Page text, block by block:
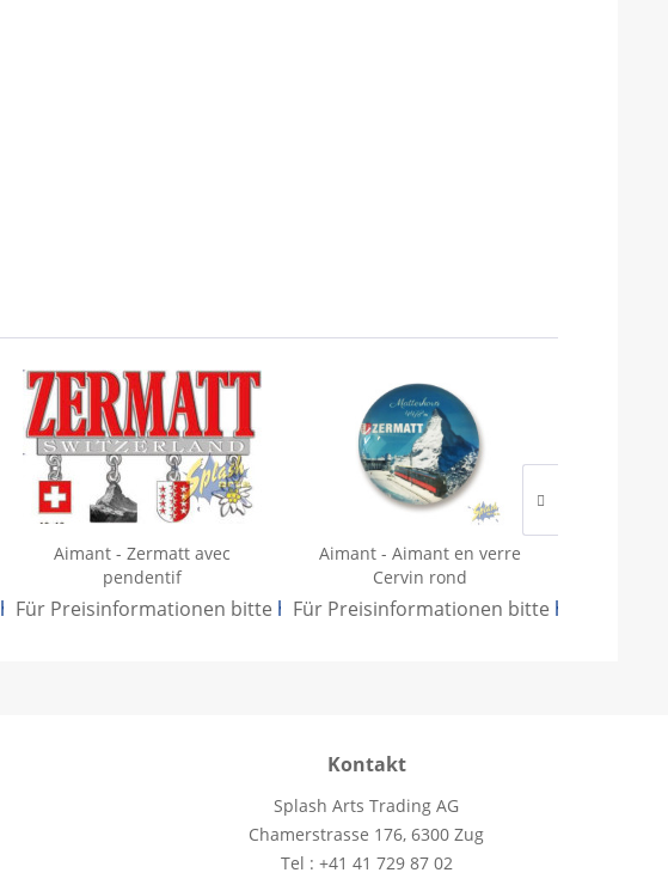
hier anmelden.
Aimant - Zermatt avec
pendentif
Für Preisinformationen bitte hier anmelden.
Aimant - Aimant en verre
Cervin rond
Für Preisinformationen bitte hier
Kontakt
Splash Arts Trading AG
Chamerstrasse 176, 6300 Zug
Tel : +41 41 729 87 02